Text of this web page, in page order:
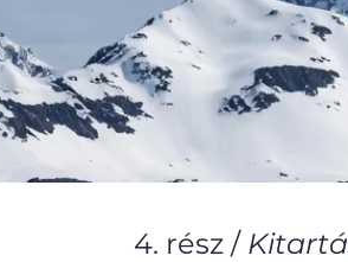
4. rész /